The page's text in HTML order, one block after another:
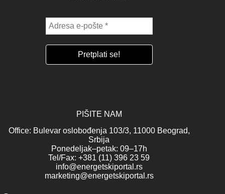
PIŠITE NAM
Office: Bulevar oslobođenja 103/3, 11000 Beograd,
Srbija
Ponedeljak–petak: 09–17h
Tel/Fax: +381 (11) 396 23 59
info@energetskiportal.rs
marketing@energetskiportal.rs